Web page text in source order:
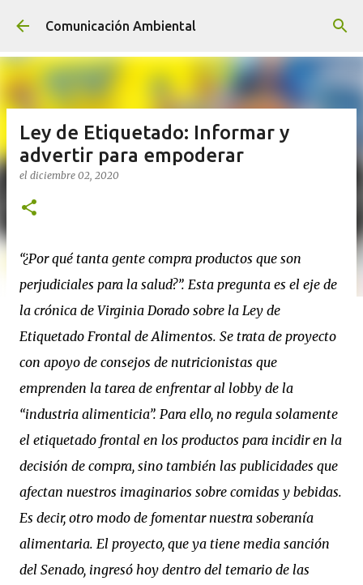
Ir al contenido principal
Comunicación Ambiental
Ley de Etiquetado: Informar y
advertir para empoderar
el diciembre 02, 2020
“¿Por qué tanta gente compra productos que son
perjudiciales para la salud?”. Esta pregunta es el eje de
la crónica de Virginia Dorado sobre la Ley de
Etiquetado Frontal de Alimentos. Se trata de proyecto
con apoyo de consejos de nutricionistas que
emprenden la tarea de enfrentar al lobby de la
“industria alimenticia”. Para ello, no regula solamente
el etiquetado frontal en los productos para incidir en la
decisión de compra, sino también las publicidades que
afectan nuestros imaginarios sobre comidas y bebidas.
Es decir, otro modo de fomentar nuestra soberanía
alimentaria. El proyecto, que ya tiene media sanción
del Senado, ingresó hoy dentro del temario de las